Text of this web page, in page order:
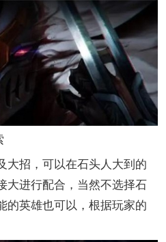
招，可以在石头人大到的
大进行配合，当然不选择石
的英雄也可以，根据玩家的